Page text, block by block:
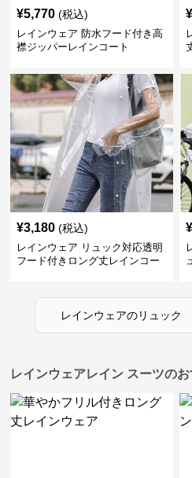
¥5,770 (税込)
レインウェア 防水フード付き高
襟ジッパーレインコート
¥
¥3,180 (税込)
レインウェア リュック対応透明
フード付きロング丈レインコー
¥
レインウェアのリュック
レインウェアレイン スーツの